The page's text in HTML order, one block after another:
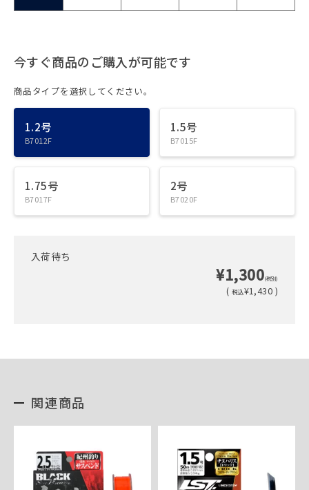
今すぐ商品のご購入が可能です
商品タイプを選択してください。
1.2号
B7012F
1.5号
B7015F
1.75号
B7017F
2号
B7020F
入荷待ち
¥1,300(税別)
( 税込¥1,430 )
関連商品